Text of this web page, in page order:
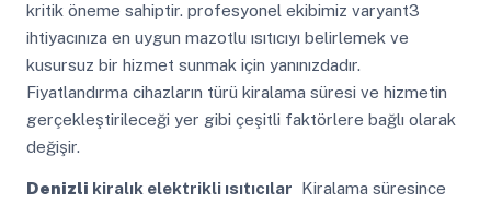
kritik öneme sahiptir. profesyonel ekibimiz varyant3
ihtiyacınıza en uygun mazotlu ısıtıcıyı belirlemek ve
kusursuz bir hizmet sunmak için yanınızdadır.
Fiyatlandırma cihazların türü kiralama süresi ve hizmetin
gerçekleştirileceği yer gibi çeşitli faktörlere bağlı olarak
değişir.
Denizli kiralık elektrikli ısıtıcılar Kiralama süresince